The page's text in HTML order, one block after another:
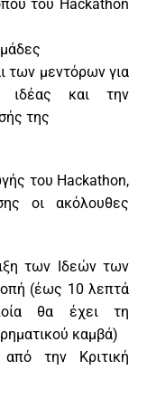
του Hackathon
των μεντόρων για
ιδέας και την
της
του Hackathon,
οι ακόλουθες
των Ιδεών των
(έως 10 λεπτά
θα έχει τη
καμβά)
την Κριτική